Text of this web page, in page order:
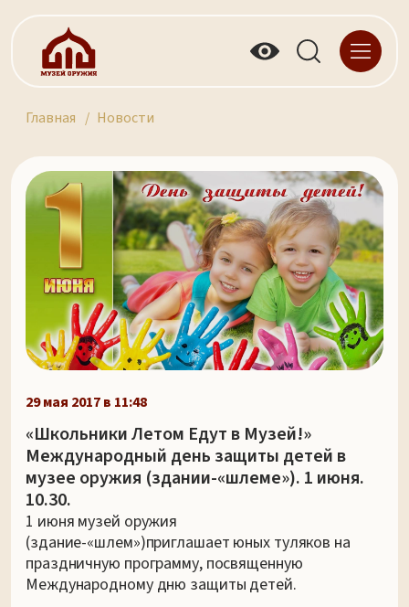
Главная Новости
29 мая 2017 в 11:48
«Школьники Летом Едут в Музей!»
Международный день защиты детей в
музее оружия (здании-«шлеме»). 1 июня.
10.30.
1 июня музей оружия
(здание-«шлем»)приглашает юных туляков на
праздничную программу, посвященную
Международному дню защиты детей.